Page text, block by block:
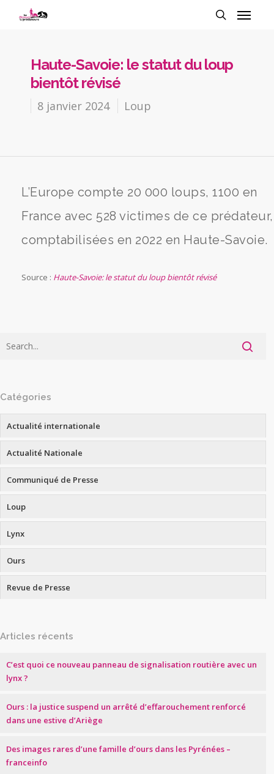
Haute-Savoie: le statut du loup
bientôt révisé
8 janvier 2024 Loup
L’Europe compte 20 000 loups, 1100 en
France avec 528 victimes de ce prédateur,
comptabilisées en 2022 en Haute-Savoie.
Source : Haute-Savoie: le statut du loup bientôt révisé
Catégories
Actualité internationale
Actualité Nationale
Communiqué de Presse
Loup
Lynx
Ours
Revue de Presse
Articles récents
C’est quoi ce nouveau panneau de signalisation routière avec un
lynx ?
Ours : la justice suspend un arrêté d’effarouchement renforcé
dans une estive d’Ariège
Des images rares d’une famille d’ours dans les Pyrénées –
franceinfo